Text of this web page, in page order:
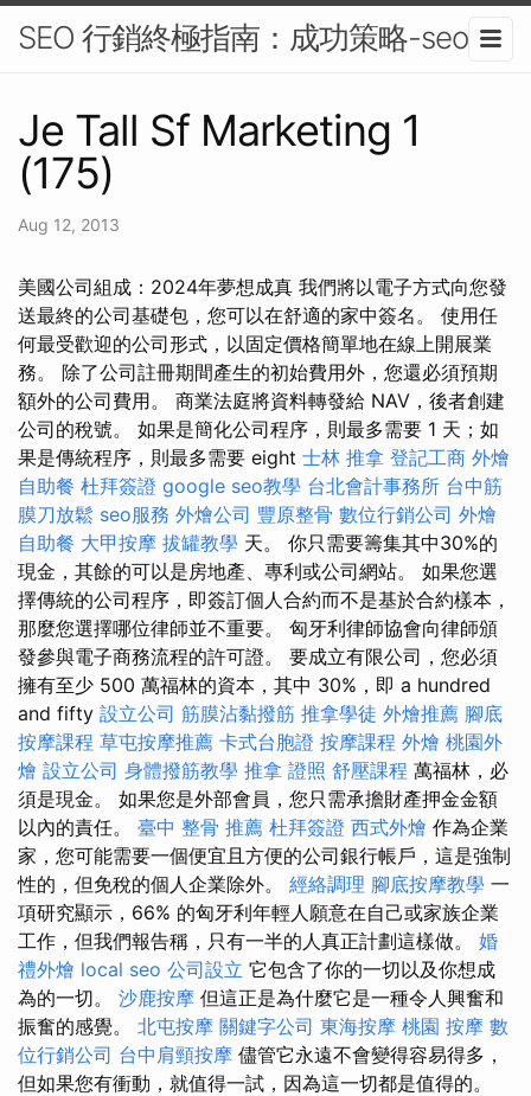
SEO 行銷終極指南：成功策略-seo
Je Tall Sf Marketing 1
(175)
Aug 12, 2013
美國公司組成：2024年夢想成真 我們將以電子方式向您發
送最終的公司基礎包，您可以在舒適的家中簽名。 使用任
何最受歡迎的公司形式，以固定價格簡單地在線上開展業
務。 除了公司註冊期間產生的初始費用外，您還必須預期
額外的公司費用。 商業法庭將資料轉發給 NAV，後者創建
公司的稅號。 如果是簡化公司程序，則最多需要 1 天；如
果是傳統程序，則最多需要 eight 士林 推拿 登記工商 外燴
自助餐 杜拜簽證 google seo教學 台北會計事務所 台中筋
膜刀放鬆 seo服務 外燴公司 豐原整骨 數位行銷公司 外燴
自助餐 大甲按摩 拔罐教學 天。 你只需要籌集其中30%的
現金，其餘的可以是房地產、專利或公司網站。 如果您選
擇傳統的公司程序，即簽訂個人合約而不是基於合約樣本，
那麼您選擇哪位律師並不重要。 匈牙利律師協會向律師頒
發參與電子商務流程的許可證。 要成立有限公司，您必須
擁有至少 500 萬福林的資本，其中 30%，即 a hundred
and fifty 設立公司 筋膜沾黏撥筋 推拿學徒 外燴推薦 腳底
按摩課程 草屯按摩推薦 卡式台胞證 按摩課程 外燴 桃園外
燴 設立公司 身體撥筋教學 推拿 證照 舒壓課程 萬福林，必
須是現金。 如果您是外部會員，您只需承擔財產押金金額
以內的責任。 臺中 整骨 推薦 杜拜簽證 西式外燴 作為企業
家，您可能需要一個便宜且方便的公司銀行帳戶，這是強制
性的，但免稅的個人企業除外。 經絡調理 腳底按摩教學 一
項研究顯示，66% 的匈牙利年輕人願意在自己或家族企業
工作，但我們報告稱，只有一半的人真正計劃這樣做。 婚
禮外燴 local seo 公司設立 它包含了你的一切以及你想成
為的一切。 沙鹿按摩 但這正是為什麼它是一種令人興奮和
振奮的感覺。 北屯按摩 關鍵字公司 東海按摩 桃園 按摩 數
位行銷公司 台中肩頸按摩 儘管它永遠不會變得容易得多，
但如果您有衝動，就值得一試，因為這一切都是值得的。